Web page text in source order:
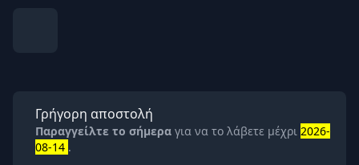
Γρήγορη αποστολή
Παραγγείλτε το σήμερα για να το λάβετε μέχρι 2026-
08-14 .